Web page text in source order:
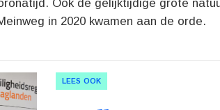
Ook de gelijktijdige grote
in 2020 kwamen aan de orde.
LEES OOK